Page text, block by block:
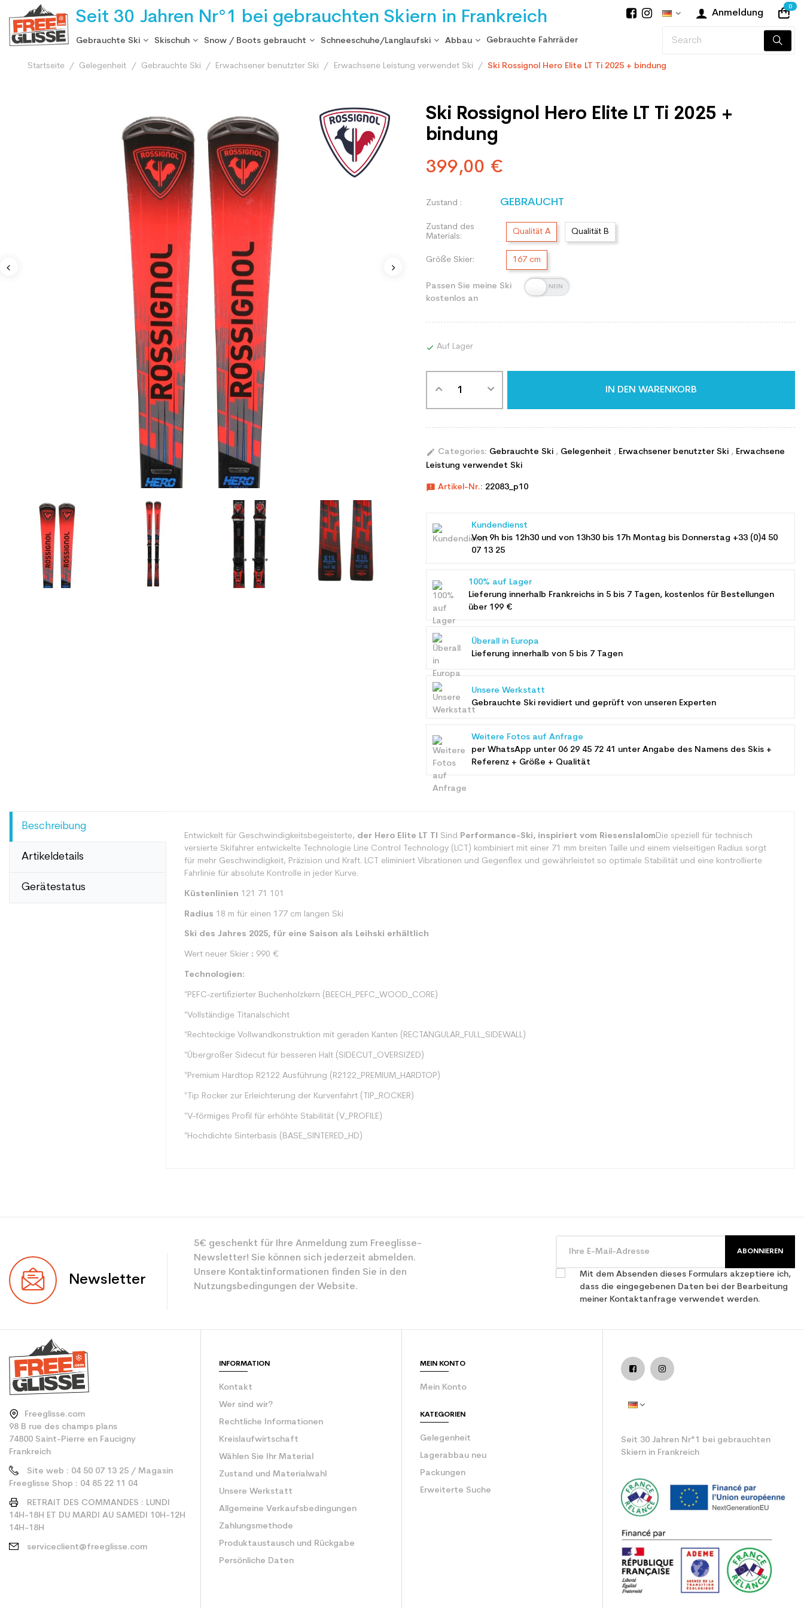
Seit 30 Jahren Nr°1 bei gebrauchten Skiern in Frankreich Anmeldung
0
Gebrauchte Ski Skischuh Snow / Boots gebraucht Schneeschuhe/Langlaufski Abbau Gebrauchte Fahrräder
Startseite Gelegenheit Gebrauchte Ski Erwachsener benutzter Ski Erwachsene Leistung verwendet Ski Ski Rossignol Hero Elite LT Ti 2025 + bindung
Ski Rossignol Hero Elite LT Ti 2025 +
bindung
399,00 €
Zustand : GEBRAUCHT
Zustand des
Materials:
Qualität A Qualität B
Größe Skier: 167 cm
Passen Sie meine Ski
kostenlos an
 Auf Lager
IN DEN WARENKORB
edit Categories: Gebrauchte Ski , Gelegenheit , Erwachsener benutzter Ski , Erwachsene
Leistung verwendet Ski
announcement Artikel-Nr.: 22083_p10
Kundendienst
Von 9h bis 12h30 und von 13h30 bis 17h Montag bis Donnerstag +33 (0)4 50
07 13 25
100% auf Lager
Lieferung innerhalb Frankreichs in 5 bis 7 Tagen, kostenlos für Bestellungen
über 199 €
Überall in Europa
Lieferung innerhalb von 5 bis 7 Tagen
Unsere Werkstatt
Gebrauchte Ski revidiert und geprüft von unseren Experten
Weitere Fotos auf Anfrage
per WhatsApp unter 06 29 45 72 41 unter Angabe des Namens des Skis +
Referenz + Größe + Qualität
Beschreibung
Artikeldetails
Gerätestatus
Entwickelt für Geschwindigkeitsbegeisterte, der Hero Elite LT TI Sind Performance-Ski, inspiriert vom RiesenslalomDie speziell für technisch
versierte Skifahrer entwickelte Technologie Line Control Technology (LCT) kombiniert mit einer 71 mm breiten Taille und einem vielseitigen Radius sorgt
für mehr Geschwindigkeit, Präzision und Kraft. LCT eliminiert Vibrationen und Gegenflex und gewährleistet so optimale Stabilität und eine kontrollierte
Fahrlinie für absolute Kontrolle in jeder Kurve.
Küstenlinien 121 71 101
Radius 18 m für einen 177 cm langen Ski
Ski des Jahres 2025, für eine Saison als Leihski erhältlich
Wert neuer Skier: 990 €
Technologien:
*PEFC-zertifizierter Buchenholzkern (BEECH_PEFC_WOOD_CORE)
*Vollständige Titanalschicht
*Rechteckige Vollwandkonstruktion mit geraden Kanten (RECTANGULAR_FULL_SIDEWALL)
*Übergroßer Sidecut für besseren Halt (SIDECUT_OVERSIZED)
*Premium Hardtop R2122 Ausführung (R2122_PREMIUM_HARDTOP)
*Tip Rocker zur Erleichterung der Kurvenfahrt (TIP_ROCKER)
*V-förmiges Profil für erhöhte Stabilität (V_PROFILE)
*Hochdichte Sinterbasis (BASE_SINTERED_HD)
Benutzer
Ebene
Newsletter
5€ geschenkt für Ihre Anmeldung zum Freeglisse-
Newsletter! Sie können sich jederzeit abmelden.
Unsere Kontaktinformationen finden Sie in den
Nutzungsbedingungen der Website.
ABONNIEREN
Mit dem Absenden dieses Formulars akzeptiere ich,
dass die eingegebenen Daten bei der Bearbeitung
meiner Kontaktanfrage verwendet werden.
Freeglisse.com
98 B rue des champs plans
74800 Saint-Pierre en Faucigny
Frankreich
Site web : 04 50 07 13 25 / Magasin
Freeglisse Shop : 04 85 22 11 04
RETRAIT DES COMMANDES : LUNDI
14H-18H ET DU MARDI AU SAMEDI 10H-12H
14H-18H
serviceclient@freeglisse.com
INFORMATION
Kontakt
Wer sind wir?
Rechtliche Informationen
Kreislaufwirtschaft
Wählen Sie Ihr Material
Zustand und Materialwahl
Unsere Werkstatt
Allgemeine Verkaufsbedingungen
Zahlungsmethode
Produktaustausch und Rückgabe
Persönliche Daten
MEIN KONTO
Mein Konto
KATEGORIEN
Gelegenheit
Lagerabbau neu
Packungen
Erweiterte Suche
Seit 30 Jahren Nr°1 bei gebrauchten
Skiern in Frankreich